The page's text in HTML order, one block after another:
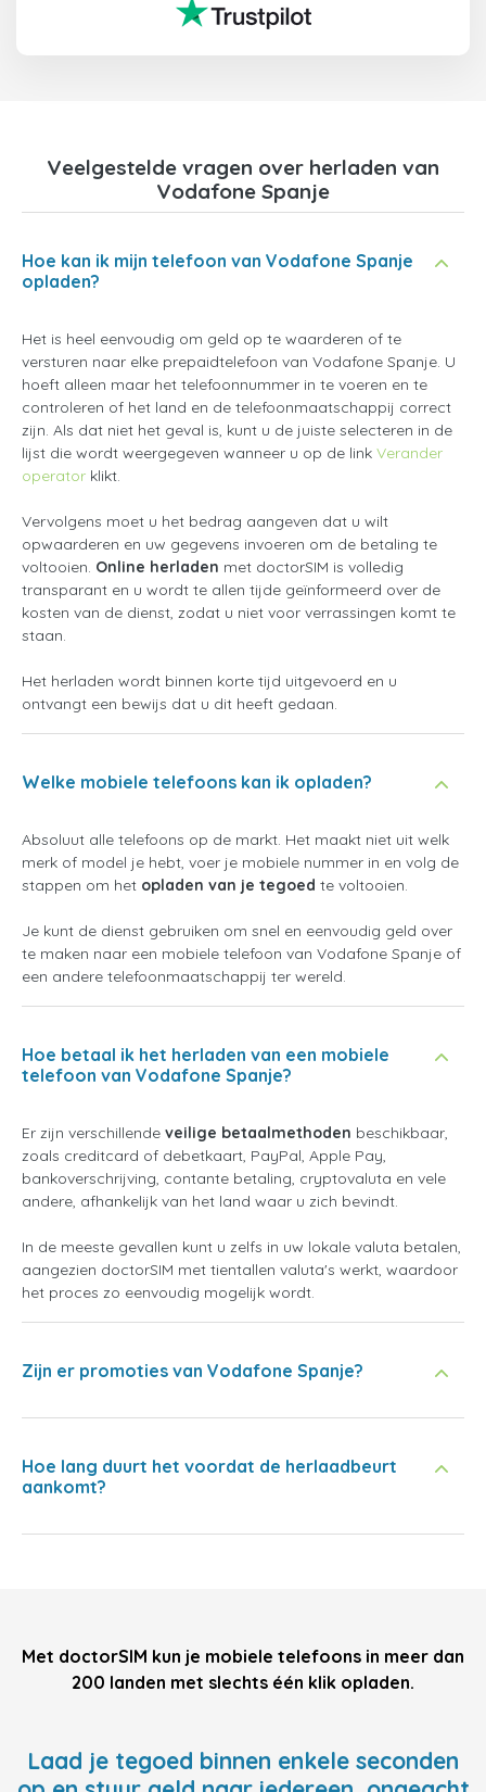
Veelgestelde vragen over herladen van
Vodafone Spanje
Hoe kan ik mijn telefoon van Vodafone Spanje
opladen?
Het is heel eenvoudig om geld op te waarderen of te
versturen naar elke prepaidtelefoon van Vodafone Spanje. U
hoeft alleen maar het telefoonnummer in te voeren en te
controleren of het land en de telefoonmaatschappij correct
zijn. Als dat niet het geval is, kunt u de juiste selecteren in de
lijst die wordt weergegeven wanneer u op de link Verander
operator klikt.
Vervolgens moet u het bedrag aangeven dat u wilt
opwaarderen en uw gegevens invoeren om de betaling te
voltooien. Online herladen met doctorSIM is volledig
transparant en u wordt te allen tijde geïnformeerd over de
kosten van de dienst, zodat u niet voor verrassingen komt te
staan.
Het herladen wordt binnen korte tijd uitgevoerd en u
ontvangt een bewijs dat u dit heeft gedaan.
Welke mobiele telefoons kan ik opladen?
Absoluut alle telefoons op de markt. Het maakt niet uit welk
merk of model je hebt, voer je mobiele nummer in en volg de
stappen om het opladen van je tegoed te voltooien.
Je kunt de dienst gebruiken om snel en eenvoudig geld over
te maken naar een mobiele telefoon van Vodafone Spanje of
een andere telefoonmaatschappij ter wereld.
Hoe betaal ik het herladen van een mobiele
telefoon van Vodafone Spanje?
Er zijn verschillende veilige betaalmethoden beschikbaar,
zoals creditcard of debetkaart, PayPal, Apple Pay,
bankoverschrijving, contante betaling, cryptovaluta en vele
andere, afhankelijk van het land waar u zich bevindt.
In de meeste gevallen kunt u zelfs in uw lokale valuta betalen,
aangezien doctorSIM met tientallen valuta's werkt, waardoor
het proces zo eenvoudig mogelijk wordt.
Zijn er promoties van Vodafone Spanje?
Hoe lang duurt het voordat de herlaadbeurt
aankomt?
Met doctorSIM kun je mobiele telefoons in meer dan
200 landen met slechts één klik opladen.
Laad je tegoed binnen enkele seconden